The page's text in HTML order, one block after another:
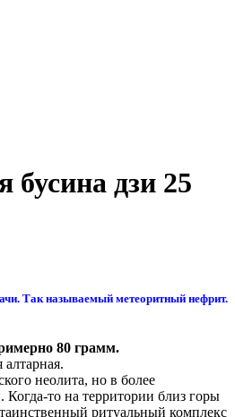
бусина дзи 25
Так называемый метеоритный нефрит.
80 грамм.
неолита, но в более
то на территории близ горы
ритуальный комплекс